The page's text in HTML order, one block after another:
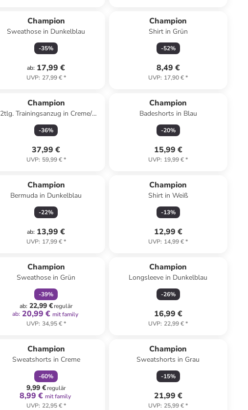
Champion
Sweathose in Dunkelblau
-35%
ab: 17,99 €
UVP: 27,99 €*
Champion
Shirt in Grün
-52%
8,49 €
UVP: 17,90 €*
Champion
2tlg. Trainingsanzug in Creme/
Dunkelblau
-36%
37,99 €
UVP: 59,99 €*
Champion
Badeshorts in Blau
-20%
15,99 €
UVP: 19,99 €*
Champion
Bermuda in Dunkelblau
-22%
ab: 13,99 €
UVP: 17,99 €*
Champion
Shirt in Weiß
-13%
12,99 €
UVP: 14,99 €*
Champion
Sweathose in Grün
-39%
ab: 22,99 €regulär
ab: 20,99 € mit family
UVP: 34,95 €*
Champion
Longsleeve in Dunkelblau
-26%
16,99 €
UVP: 22,99 €*
Champion
Sweatshorts in Creme
-60%
9,99 €regulär
8,99 € mit family
UVP: 22,95 €*
Champion
Sweatshorts in Grau
-15%
21,99 €
UVP: 25,99 €*